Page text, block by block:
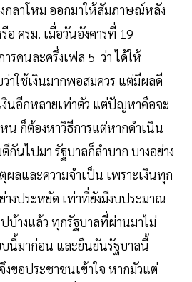
กลาโหม ออกมาให้สัมภาษณ์หลัง
ครม. เมื่อวันอังคารที่ 19
ารคนละครึ่งเฟส 5 ว่า ได้ให้
าใช้เงินมากพอสมควร แต่มีผลดี
งินอีกหลายเท่าตัว แต่ปัญหาคือจะ
น ก็ต้องหาวิธีการแต่หากดำเนิน
กันไปมา รัฐบาลก็ลำบาก บางอย่าง
ผลและความจำเป็น เพราะเงินทุก
งประหยัด เท่าที่ยังมีงบประมาณ
บ้างแล้ว ทุกรัฐบาลที่ผ่านมาไม่
นี้มาก่อน และยืนยันรัฐบาลนี้
งขอประชาชนเข้าใจ หากมัวแต่